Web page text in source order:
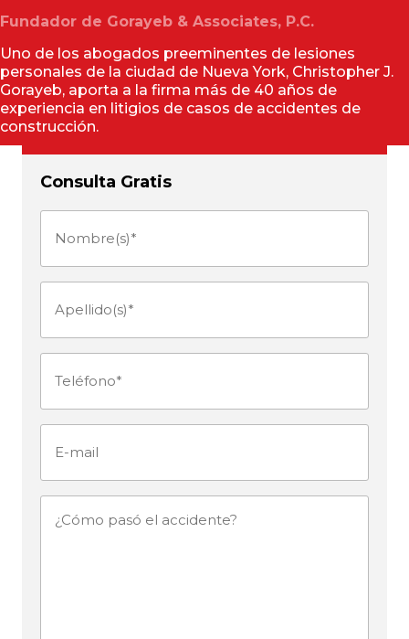
Fundador de Gorayeb & Associates, P.C.
Uno de los abogados preeminentes de lesiones
personales de la ciudad de Nueva York, Christopher J.
Gorayeb, aporta a la firma más de 40 años de
experiencia en litigios de casos de accidentes de
construcción.
Consulta Gratis
Nombre(s)
Apellido(s)
Teléfono (Obligatorio)
¿Cómo